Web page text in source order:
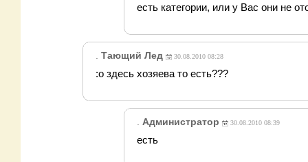
есть категории, или у Вас они не
Тающий Лед 30.08.2010 08:28
:o здесь хозяева то есть???
Администратор 30.08.2010 08:39
есть